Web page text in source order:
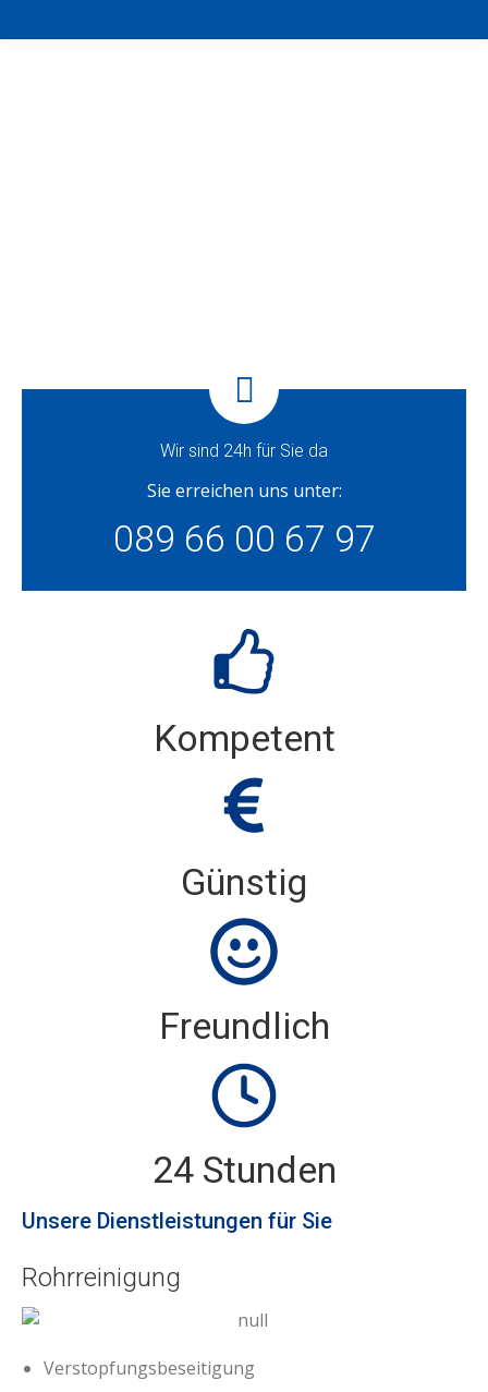
Wir sind 24h für Sie da
Sie erreichen uns unter:
089 66 00 67 97
Kompetent
Günstig
Freundlich
24 Stunden
Unsere Dienstleistungen für Sie
Rohrreinigung
Verstopfungsbeseitigung